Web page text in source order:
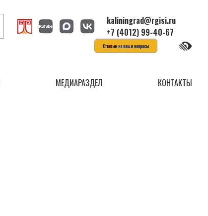
kaliningrad@rgisi.ru
+7 (4012) 99-40-67
Ответим на ваши вопросы
МЕДИАРАЗДЕЛ КОНТАКТЫ